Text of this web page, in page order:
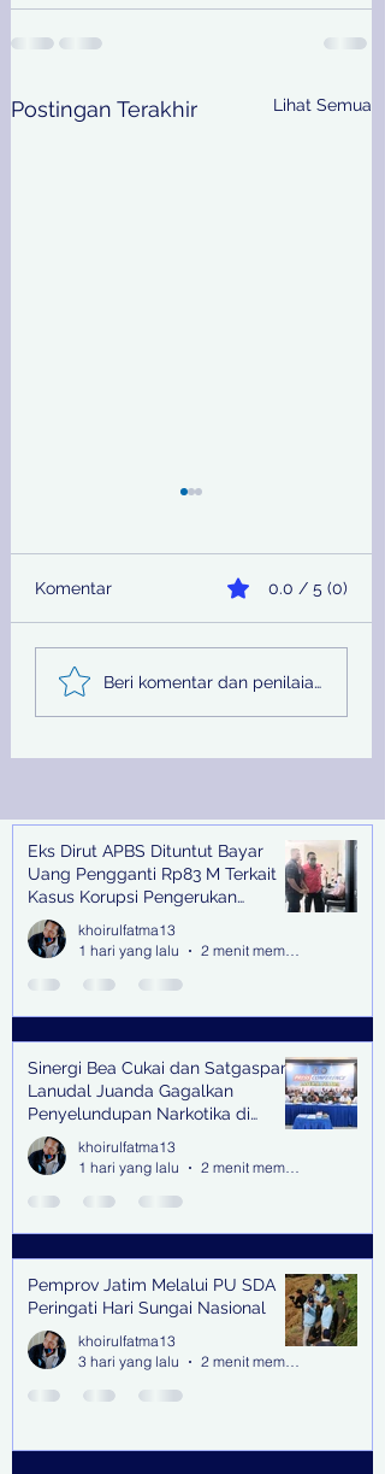
Postingan Terakhir Lihat Semua
Sinergi Bea Cukai dan
Satgaspam Lanudal
Juanda Gagalkan
Komentar 0.0 / 5 (0)
Beri komentar dan penilaian...
Recent Posts
Eks Dirut APBS Dituntut Bayar
Uang Pengganti Rp83 M Terkait
Kasus Korupsi Pengerukan
Tanjung Perak
khoirulfatma13
1 hari yang lalu
2 menit membaca
Sinergi Bea Cukai dan Satgaspam
Lanudal Juanda Gagalkan
Penyelundupan Narkotika di
Bandara Juanda
khoirulfatma13
1 hari yang lalu
2 menit membaca
Pemprov Jatim Melalui PU SDA
Peringati Hari Sungai Nasional
khoirulfatma13
3 hari yang lalu
2 menit membaca